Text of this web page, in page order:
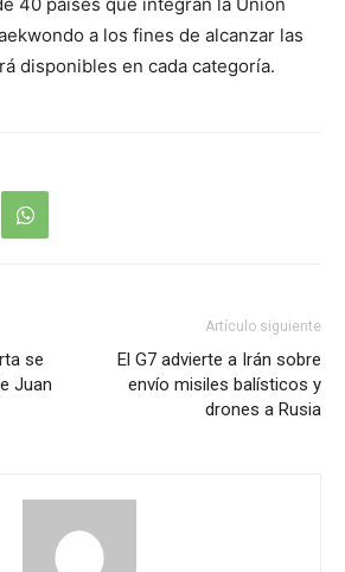
a los fines de alcanzar las
disponibles en cada categoría.
se
Juan
Artículo siguiente
El G7 advierte a Irán sobre
envío misiles balísticos y
drones a Rusia